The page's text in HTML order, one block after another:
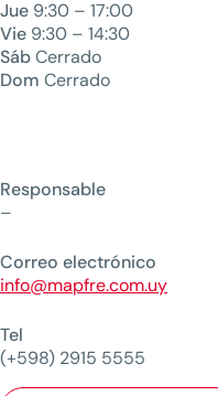
Jue 9:30 – 17:00
Vie 9:30 – 14:30
SábCerrado
Dom Cerrado
Responsable
–
Correo electrónico
info@mapfre.com.uy
Tel
(+598) 2915 5555